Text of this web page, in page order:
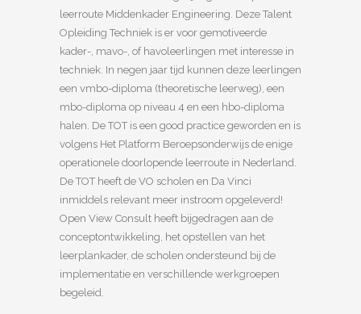
leerroute Middenkader Engineering. Deze Talent
Opleiding Techniek is er voor gemotiveerde
kader-, mavo-, of havoleerlingen met interesse in
techniek. In negen jaar tijd kunnen deze leerlingen
een vmbo-diploma (theoretische leerweg), een
mbo-diploma op niveau 4 en een hbo-diploma
halen. De TOT is een good practice geworden en is
volgens Het Platform Beroepsonderwijs de enige
operationele doorlopende leerroute in Nederland.
De TOT heeft de VO scholen en Da Vinci
inmiddels relevant meer instroom opgeleverd!
Open View Consult heeft bijgedragen aan de
conceptontwikkeling, het opstellen van het
leerplankader, de scholen ondersteund bij de
implementatie en verschillende werkgroepen
begeleid.